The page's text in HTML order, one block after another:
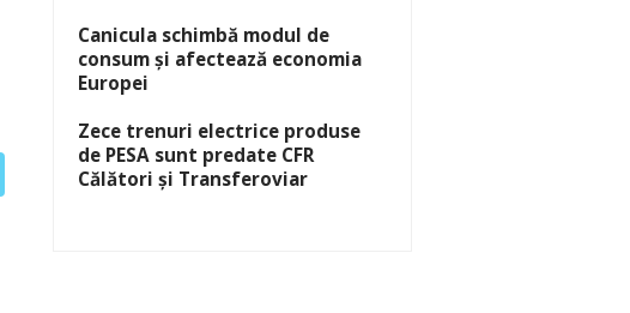
Canicula schimbă modul de
consum și afectează economia
Europei
Zece trenuri electrice produse
de PESA sunt predate CFR
Călători și Transferoviar